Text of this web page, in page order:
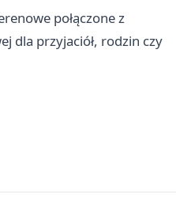
połączone z
dla przyjaciół, rodzin czy